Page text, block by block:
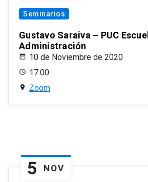
Seminarios
Gustavo Saraiva – PUC
Administración
10 de Noviembre de 2020
17:00
Zoom
5 NOV